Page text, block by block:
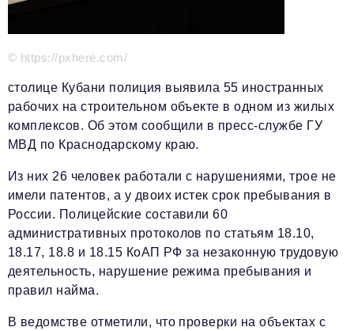
Красота и здоровье
Энергетика
Недвижимость
Мнение
Технологии
Общество
Транспорт
Ритейл
© https://pxhere.com/
столице Кубани полиция выявила 55 иностранных
рабочих на строительном объекте в одном из жилых
комплексов. Об этом сообщили в пресс-службе ГУ
МВД по Краснодарскому краю.
Из них 26 человек работали с нарушениями, трое не
имели патентов, а у двоих истек срок пребывания в
России. Полицейские составили 60
административных протоколов по статьям 18.10,
18.17, 18.8 и 18.15 КоАП РФ за незаконную трудовую
деятельность, нарушение режима пребывания и
правил найма.
В ведомстве отметили, что проверки на объектах с